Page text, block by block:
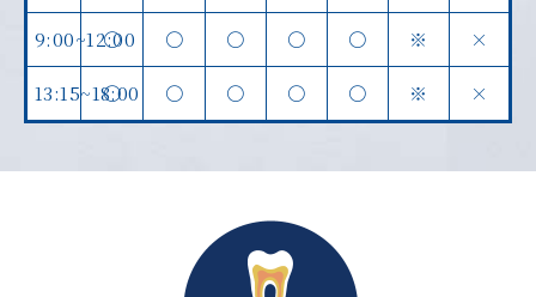
9:00~12:00
〇 〇 〇 〇 〇 ※ ×
13:15~18:00
〇 〇 〇 〇 〇 ※ ×